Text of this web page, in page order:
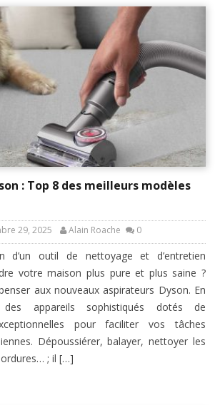
: Top 8 des meilleurs modèles
29, 2025 Alain Roache 0
d’un outil de nettoyage et d’entretien
votre maison plus pure et plus saine ?
aux nouveaux aspirateurs Dyson. En
appareils sophistiqués dotés de
pour faciliter vos tâches
Dépoussiérer, balayer, nettoyer les
; il […]